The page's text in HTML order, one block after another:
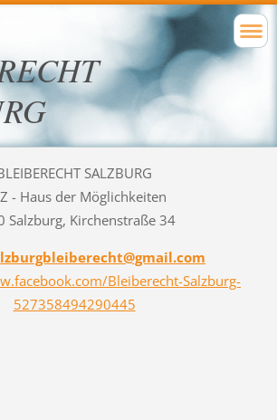
SALZBURG
- Haus der Möglichkeiten
Salzburg, Kirchenstraße 34
Bleiberecht-Salzburg-
527358494290445